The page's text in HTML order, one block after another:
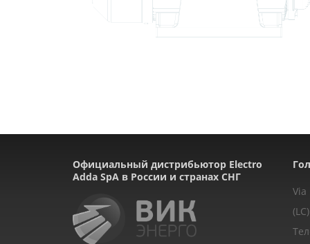
Официальный дистрибьютор Electro
Adda SpA в России и странах СНГ
Via